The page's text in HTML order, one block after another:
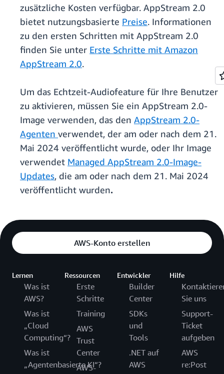
zusätzliche Kosten verfügbar. AppStream 2.0
bietet nutzungsbasierte Preise. Informationen
zu den ersten Schritten mit AppStream 2.0
finden Sie unter Erste Schritte mit Amazon
AppStream 2.0.
Um das Echtzeit-Audiofeature für Ihre Benutzer
zu aktivieren, müssen Sie ein AppStream 2.0-
Image verwenden, das den AppStream 2.0-
Agenten verwendet, der am oder nach dem 21.
Mai 2024 veröffentlicht wurde, oder Ihr Image
verwendet Managed AppStream 2.0-Image-
Updates, die am oder nach dem 21. Mai 2024
veröffentlicht wurden.
AWS-Konto erstellen
Lernen
Was ist
AWS?
Was ist
„Cloud
Computing“?
Was ist
„Agentenbasierte KI“?
Ressourcen
Erste
Schritte
Training
AWS
Trust
Center
AWS-
Entwickler
Builder
Center
SDKs
und
Tools
.NET auf
AWS
Hilfe
Sie uns
Support-
Ticket
aufgeben
AWS
re:Post